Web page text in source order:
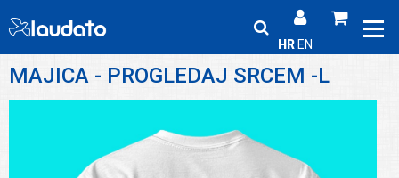
HR EN
MAJICA - PROGLEDAJ SRCEM -L